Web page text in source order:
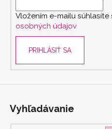
Vložením e-mailu súhlasíte
osobných údajov
PRIHLÁSIŤ SA
Vyhľadávanie